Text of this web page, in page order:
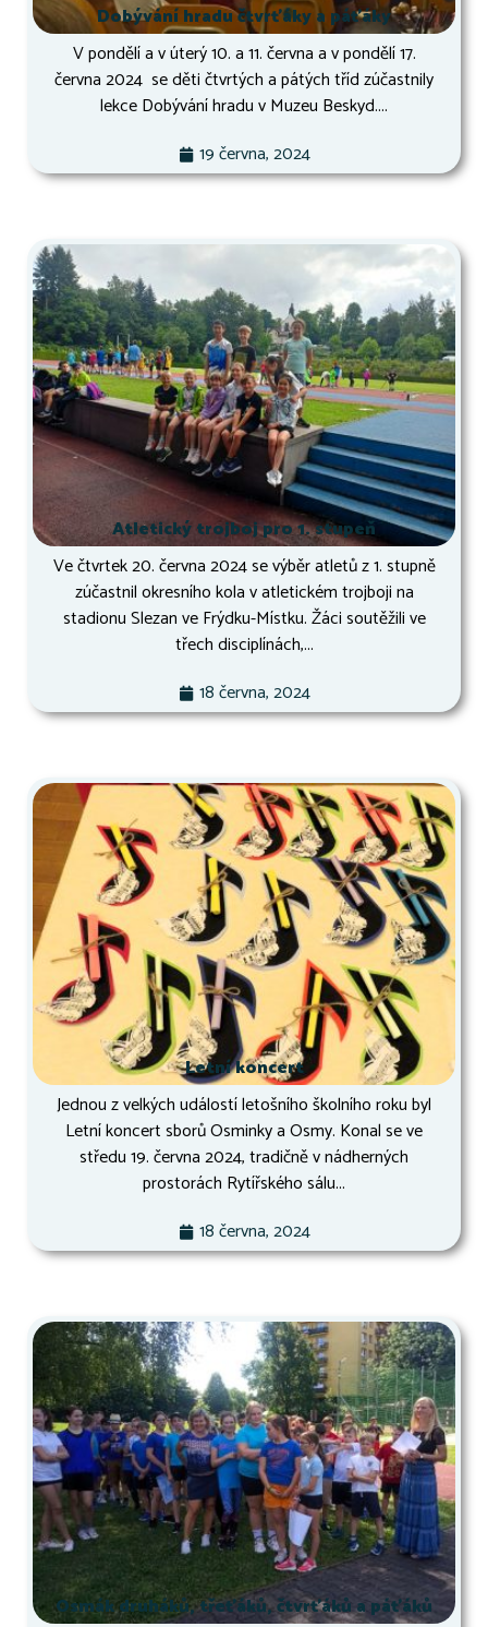
Dobývání hradu čtvrťáky a páťáky
V pondělí a v úterý 10. a 11. června a v pondělí 17.
června 2024 se děti čtvrtých a pátých tříd zúčastnily
lekce Dobývání hradu v Muzeu Beskyd....
19 června, 2024
Atletický trojboj pro 1. stupeň
Ve čtvrtek 20. června 2024 se výběr atletů z 1. stupně
zúčastnil okresního kola v atletickém trojboji na
stadionu Slezan ve Frýdku-Místku. Žáci soutěžili ve
třech disciplínách,...
18 června, 2024
Letní koncert
Jednou z velkých událostí letošního školního roku byl
Letní koncert sborů Osminky a Osmy. Konal se ve
středu 19. června 2024, tradičně v nádherných
prostorách Rytířského sálu...
18 června, 2024
Osmák druháků, třeťáků, čtvrťáků a páťáků